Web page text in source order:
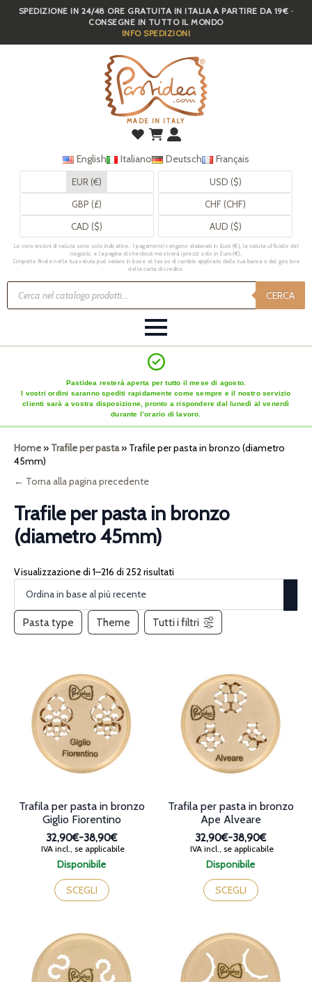
SkipSPEDIZIONE IN 24/48 ORE GRATUITA IN ITALIA A PARTIRE DA 19€ ·
CONSEGNE IN TUTTO IL MONDO
INFO SPEDIZIONI
MADE IN ITALY
English Italiano Deutsch Français
EUR (€)
USD ($)
GBP (£)
CHF (CHF)
CAD ($)
AUD ($)
Le conversioni di valuta sono solo indicative. I pagamenti vengono elaborati in Euro (€), la valuta ufficiale del
negozio, e la pagina di checkout mostrerà i prezzi solo in Euro (€).
L’importo finale nella tua valuta può variare in base al tasso di cambio applicato dalla tua banca o dal gestore
della carta di credito.
Ricerca
prodotti CERCA
Pastidea resterà aperta per tutto il mese di agosto.
I vostri ordini saranno spediti rapidamente come sempre e il nostro servizio
clienti sarà a vostra disposizione, pronto a rispondere dal lunedì al venerdì
durante l’orario di lavoro.
Home» Trafile per pasta» Trafile per pasta in bronzo (diametro
45mm)
← Torna alla pagina precedente
Trafile per pasta in bronzo
(diametro 45mm)
Visualizzazione di 1–216 di 252 risultati
Pasta type Theme Tutti i filtri
Disponibile
Trafila per pasta in bronzo
Giglio Fiorentino
32,90€-38,90€
Fascia
di
da
32,90€
IVA incl., se applicabile
SCEGLI
Questo
prodotto
ha
Le
opzioni
possono
Disponibile
Trafila per pasta in bronzo
Ape Alveare
32,90€-38,90€
Fascia
di
da
32,90€
IVA incl., se applicabile
SCEGLI
Questo
prodotto
ha
Le
opzioni
possono